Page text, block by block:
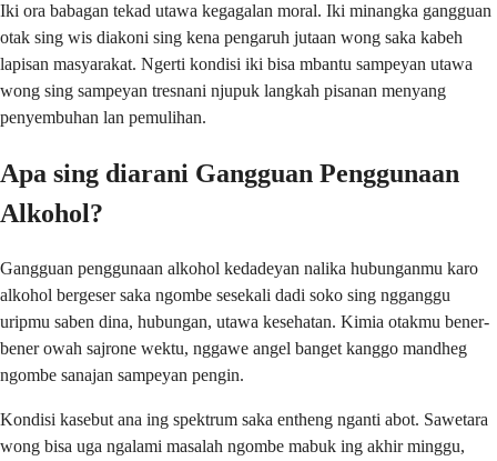
Iki ora babagan tekad utawa kegagalan moral. Iki minangka gangguan
otak sing wis diakoni sing kena pengaruh jutaan wong saka kabeh
lapisan masyarakat. Ngerti kondisi iki bisa mbantu sampeyan utawa
wong sing sampeyan tresnani njupuk langkah pisanan menyang
penyembuhan lan pemulihan.
Apa sing diarani Gangguan Penggunaan
Alkohol?
Gangguan penggunaan alkohol kedadeyan nalika hubunganmu karo
alkohol bergeser saka ngombe sesekali dadi soko sing ngganggu
uripmu saben dina, hubungan, utawa kesehatan. Kimia otakmu bener-
bener owah sajrone wektu, nggawe angel banget kanggo mandheg
ngombe sanajan sampeyan pengin.
Kondisi kasebut ana ing spektrum saka entheng nganti abot. Sawetara
wong bisa uga ngalami masalah ngombe mabuk ing akhir minggu,